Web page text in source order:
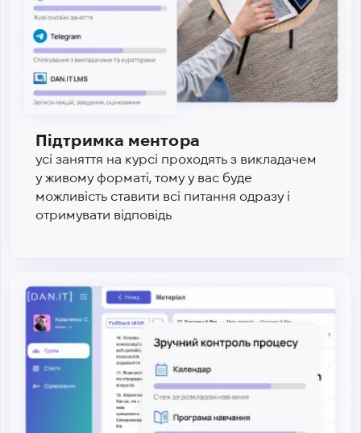
Підтримка ментора
усі заняття на курсі проходять з викладачем
у живому форматі, тому у вас буде
можливість ставити всі питання одразу і
отримувати відповідь